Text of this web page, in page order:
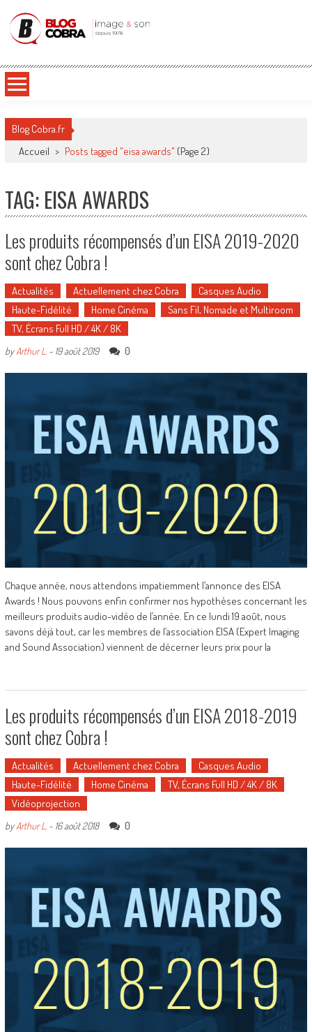
Blog Cobra
Blog Cobra.fr
Accueil > Posts tagged "eisa awards" (Page 2)
TAG: EISA AWARDS
Les produits récompensés d’un EISA 2019-2020
sont chez Cobra !
Actualités Actuellement chez Cobra
Casques Audio
Haute-Fidélité
Home Cinéma
Sans Fil, Nomade et Multiroom
TV, Écrans Full HD / 4K / 8K
byArthur L. - 19 août 2019 0
Chaque année, nous attendons impatiemment l’annonce des EISA
Awards ! Nous pouvons enfin confirmer nos hypothèses concernant les
meilleurs produits audio-vidéo de l’année. En ce lundi 19 août, nous
savons déjà tout, car les membres de l’association EISA (Expert Imaging
and Sound Association) viennent de décerner leurs prix pour la
Les produits récompensés d’un EISA 2018-2019
sont chez Cobra !
Actualités Actuellement chez Cobra
Casques Audio
Haute-Fidélité
Home Cinéma
TV, Écrans Full HD / 4K / 8K
Vidéoprojection
byArthur L. - 16 août 2018 0